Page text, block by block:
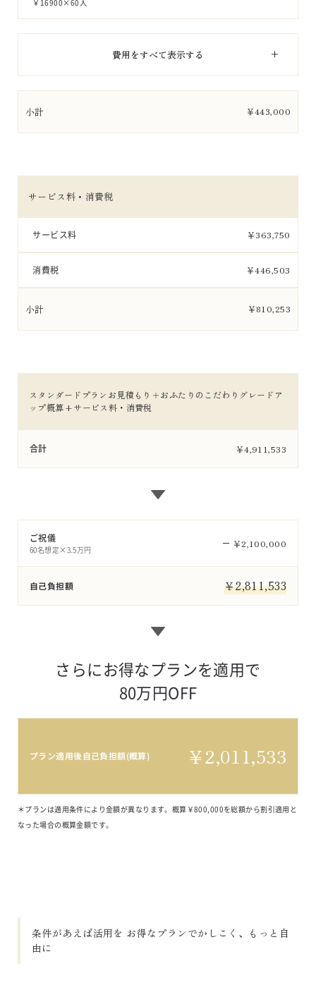
￥16900×60人
費用をすべて表示する
小計 ￥443,000
サービス料・消費税
サービス料 ￥363,750
消費税 ￥446,503
小計 ￥810,253
スタンダードプランお見積もり＋おふたりのこだわりグレードア
ップ概算+サービス料・消費税
合計 ￥4,911,533
ご祝儀
60名想定×3.5万円
￥2,100,000
自己負担額 ￥2,811,533
さらにお得なプランを適用で
80万円OFF
プラン適用後自己負担額(概算) ￥2,011,533
＊プランは適用条件により金額が異なります。概算￥800,000を総額から割引適用と
なった場合の概算金額です。
条件があえば活用を お得なプランでかしこく、もっと自
由に